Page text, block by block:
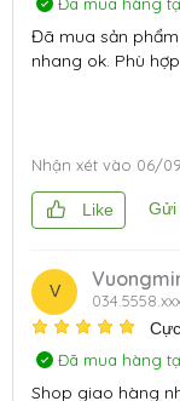
Đã mua sản
nhang ok. Phù
Nhận xét vào 06/
Like Gửi
V
Đã mua hàng
Shop giao hàng